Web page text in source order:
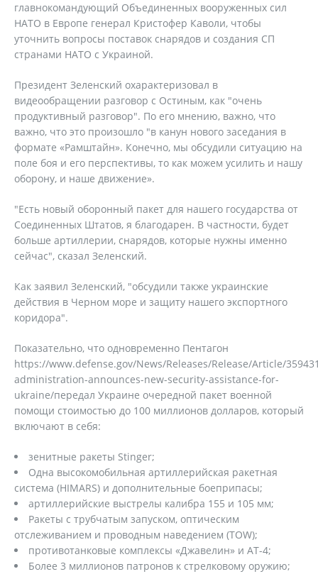
главнокомандующий Объединенных вооруженных сил
НАТО в Европе генерал Кристофер Каволи, чтобы
уточнить вопросы поставок снарядов и создания СП
странами НАТО с Украиной.
Президент Зеленский охарактеризовал в
видеообращении разговор с Остиным, как "очень
продуктивный разговор". По его мнению, важно, что
важно, что это произошло "в канун нового заседания в
формате «Рамштайн». Конечно, мы обсудили ситуацию на
поле боя и его перспективы, то как можем усилить и нашу
оборону, и наше движение».
"Есть новый оборонный пакет для нашего государства от
Соединенных Штатов, я благодарен. В частности, будет
больше артиллерии, снарядов, которые нужны именно
сейчас", сказал Зеленский.
Как заявил Зеленский, "обсудили также украинские
действия в Черном море и защиту нашего экспортного
коридора".
Показательно, что одновременно Пентагон
https://www.defense.gov/News/Releases/Release/Article/
administration-announces-new-security-assistance-for-
ukraine/передал Украине очередной пакет военной
помощи стоимостью до 100 миллионов долларов, который
включают в себя:
зенитные ракеты Stinger;
Одна высокомобильная артиллерийская ракетная
система (HIMARS) и дополнительные боеприпасы;
артиллерийские выстрелы калибра 155 и 105 мм;
Ракеты с трубчатым запуском, оптическим
отслеживанием и проводным наведением (TOW);
противотанковые комплексы «Джавелин» и АТ-4;
Более 3 миллионов патронов к стрелковому оружию;